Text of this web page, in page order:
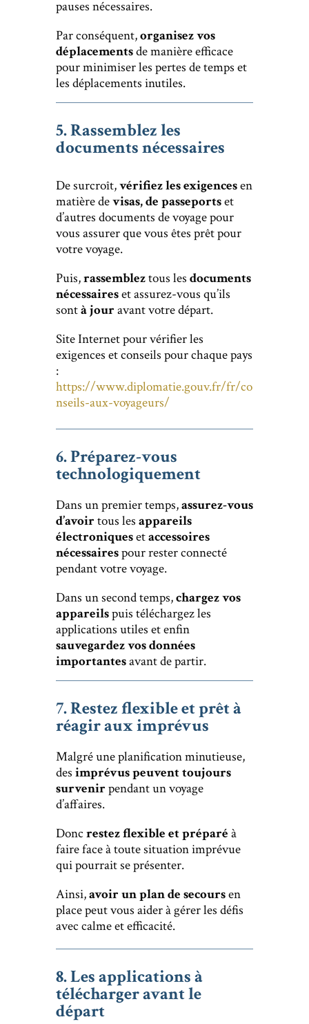
pauses nécessaires.
Par conséquent,organisez vos
déplacementsde manière efficace
pour minimiser les pertes de temps et
les déplacements inutiles.
5. Rassemblez les
documents nécessaires
De surcroît,vérifiez les exigencesen
matière devisas, de passeportset
d’autres documents de voyage pour
vous assurer que vous êtes prêt pour
votre voyage.
Puis,rassembleztous les documents
nécessaireset assurez-vous qu’ils
sontà jour avant votre départ.
Site Internet pour vérifier les
exigences et conseils pour chaque pays
:
https://www.diplomatie.gouv.fr/fr/co
nseils-aux-voyageurs/
6. Préparez-vous
technologiquement
Dans un premier temps,assurez-vous
d’avoir tous les appareils
électroniquesetaccessoires
nécessairespour rester connecté
pendant votre voyage.
Dans un second temps,chargez vos
appareilspuis téléchargez les
applications utiles et enfin
sauvegardez vos données
importantesavant de partir.
7. Restez flexible et prêt à
réagir aux imprévus
Malgré une planification minutieuse,
des imprévus peuvent toujours
survenir pendant un voyage
d’affaires.
Doncrestez flexible et préparé à
faire face à toute situation imprévue
qui pourrait se présenter.
Ainsi,avoir un plan de secoursen
place peut vous aider à gérer les défis
avec calme et efficacité.
8. Les applications à
télécharger avant le
départ